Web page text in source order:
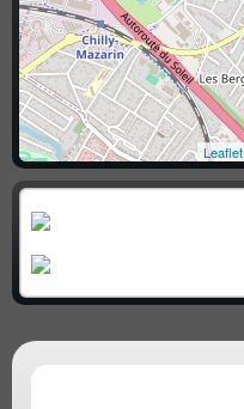
Leaflet